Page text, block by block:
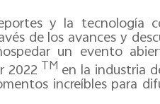
y la tecnología
de los avances y
un evento
2022 TM en la industria
increíbles para